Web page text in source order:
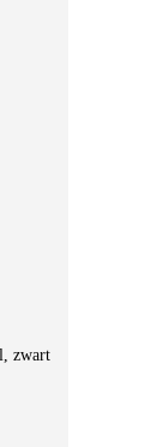
zwart